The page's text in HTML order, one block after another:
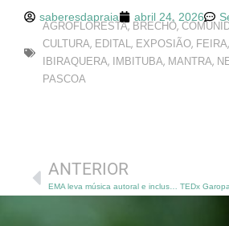
saberesdapraia abril 24, 2026
AGROFLORESTA, BRECHÓ,
CULTURA, EDITAL, EXPOSIÃO, FEIRA,
IBIRAQUERA, IMBITUBA, MANTRA,
PASCOA
ANTERIOR
EMA leva música autoral e inclusão a quatro cidades catarinenses